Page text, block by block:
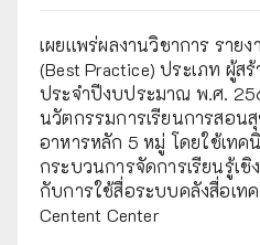
เผยเเพร่ผลงานวิชาการ รา
(Best Practice) ประเภท ผู้ส
ประจำปีงบประมาณ พ.ศ.
นวัตกรรมการเรียนการสอน
อาหารหลัก 5 หมู่ โดยใช้เทค
กระบวนการจัดการเรียนรู้เชิ
กับการใช้สื่อระบบคลังสื่อเท
Centent Center